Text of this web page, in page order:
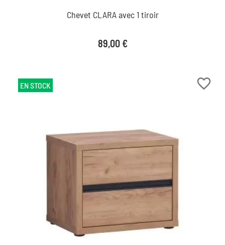
Chevet CLARA avec 1 tiroir
Prix
89,00 €
favorite_border
EN STOCK